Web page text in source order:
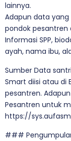
lainnya.
Adapun data
pondok
Informasi SPP,
ayah, nama ibu,
Sumber Data
Smart diisi atau di
pesantren.
Pesantren untuk
https://
###